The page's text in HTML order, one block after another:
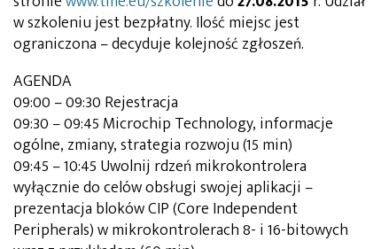
w szkoleniu jest bezpłatny. Ilość miejsc jest
ograniczona – decyduje kolejność zgłoszeń.
AGENDA
09:00 – 09:30 Rejestracja
09:30 – 09:45 Microchip Technology, informacje
ogólne, zmiany, strategia rozwoju (15 min)
09:45 – 10:45 Uwolnij rdzeń mikrokontrolera
wyłącznie do celów obsługi swojej aplikacji –
prezentacja bloków CIP (Core Independent
Peripherals) w mikrokontrolerach 8- i 16-bitowych